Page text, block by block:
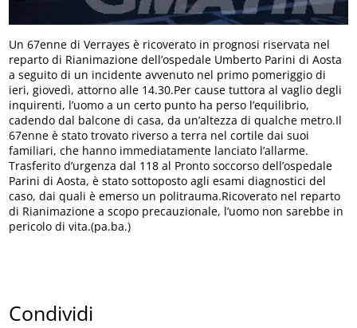
Un 67enne di Verrayes è ricoverato in prognosi riservata nel
reparto di Rianimazione dell’ospedale Umberto Parini di Aosta
a seguito di un incidente avvenuto nel primo pomeriggio di
ieri, giovedì, attorno alle 14.30.Per cause tuttora al vaglio degli
inquirenti, l’uomo a un certo punto ha perso l’equilibrio,
cadendo dal balcone di casa, da un’altezza di qualche metro.Il
67enne è stato trovato riverso a terra nel cortile dai suoi
familiari, che hanno immediatamente lanciato l’allarme.
Trasferito d’urgenza dal 118 al Pronto soccorso dell’ospedale
Parini di Aosta, è stato sottoposto agli esami diagnostici del
caso, dai quali è emerso un politrauma.Ricoverato nel reparto
di Rianimazione a scopo precauzionale, l’uomo non sarebbe in
pericolo di vita.(pa.ba.)
Condividi